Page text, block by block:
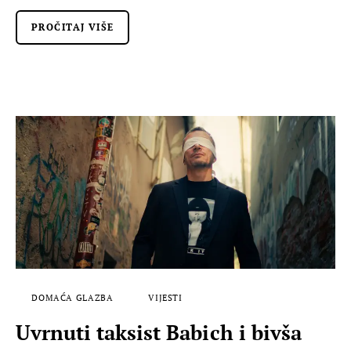
PROČITAJ VIŠE
DOMAĆA GLAZBA VIJESTI
Uvrnuti taksist Babich i bivša